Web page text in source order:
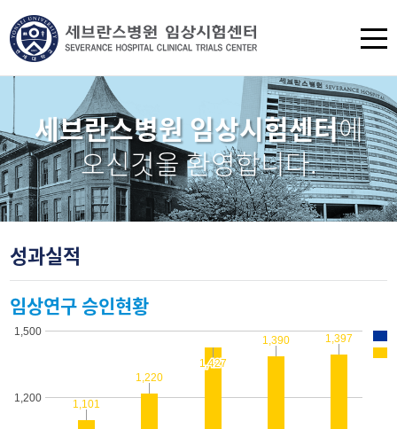
세브란스병원 임상시험센터에
오신것을 환영합니다.
성과실적
임상연구 승인현황
1,200
1,500
1,101
1,101
1,220
1,220
1,427
1,427
1,390
1,390 1,397
1,397